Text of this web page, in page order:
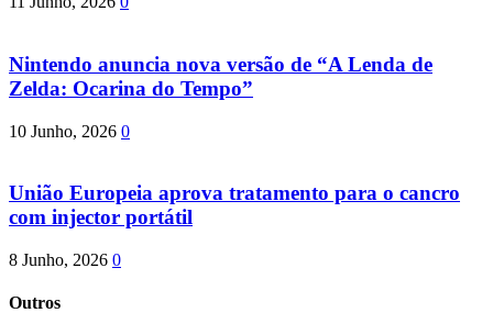
Nintendo anuncia nova versão de “A Lenda de
Zelda: Ocarina do Tempo”
10 Junho, 2026 0
União Europeia aprova tratamento para o cancro
com injector portátil
8 Junho, 2026 0
Outros